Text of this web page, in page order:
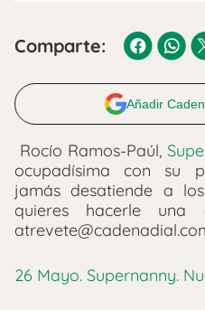
Comparte:
Añadir
Rocío Ramos-Paúl,
ocupadísima con su
jamás desatiende a
quieres hacerle una
26 Mayo. Supernanny.